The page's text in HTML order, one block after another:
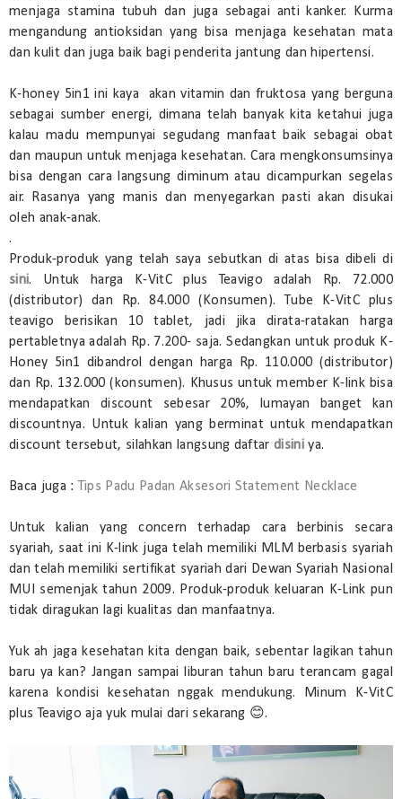
menjaga stamina tubuh dan juga sebagai anti kanker. Kurma
mengandung antioksidan yang bisa menjaga kesehatan mata
dan kulit dan juga baik bagi penderita jantung dan hipertensi.
K-honey 5in1 ini kaya akan vitamin dan fruktosa yang berguna
sebagai sumber energi, dimana telah banyak kita ketahui juga
kalau madu mempunyai segudang manfaat baik sebagai obat
dan maupun untuk menjaga kesehatan. Cara mengkonsumsinya
bisa dengan cara langsung diminum atau dicampurkan segelas
air. Rasanya yang manis dan menyegarkan pasti akan disukai
oleh anak-anak.
.
Produk-produk yang telah saya sebutkan di atas bisa dibeli di
sini. Untuk harga K-VitC plus Teavigo adalah Rp. 72.000
(distributor) dan Rp. 84.000 (Konsumen). Tube K-VitC plus
teavigo berisikan 10 tablet, jadi jika dirata-ratakan harga
pertabletnya adalah Rp. 7.200- saja. Sedangkan untuk produk K-
Honey 5in1 dibandrol dengan harga Rp. 110.000 (distributor)
dan Rp. 132.000 (konsumen). Khusus untuk member K-link bisa
mendapatkan discount sebesar 20%, lumayan banget kan
discountnya. Untuk kalian yang berminat untuk mendapatkan
discount tersebut, silahkan langsung daftardisini ya.
Baca juga : Tips Padu Padan Aksesori Statement Necklace
Untuk kalian yang concern terhadap cara berbinis secara
syariah, saat ini K-link juga telah memiliki MLM berbasis syariah
dan telah memiliki sertifikat syariah dari Dewan Syariah Nasional
MUI semenjak tahun 2009. Produk-produk keluaran K-Link pun
tidak diragukan lagi kualitas dan manfaatnya.
Yuk ah jaga kesehatan kita dengan baik, sebentar lagikan tahun
baru ya kan? Jangan sampai liburan tahun baru terancam gagal
karena kondisi kesehatan nggak mendukung. Minum K-VitC
plus Teavigo aja yuk mulai dari sekarang 😊.